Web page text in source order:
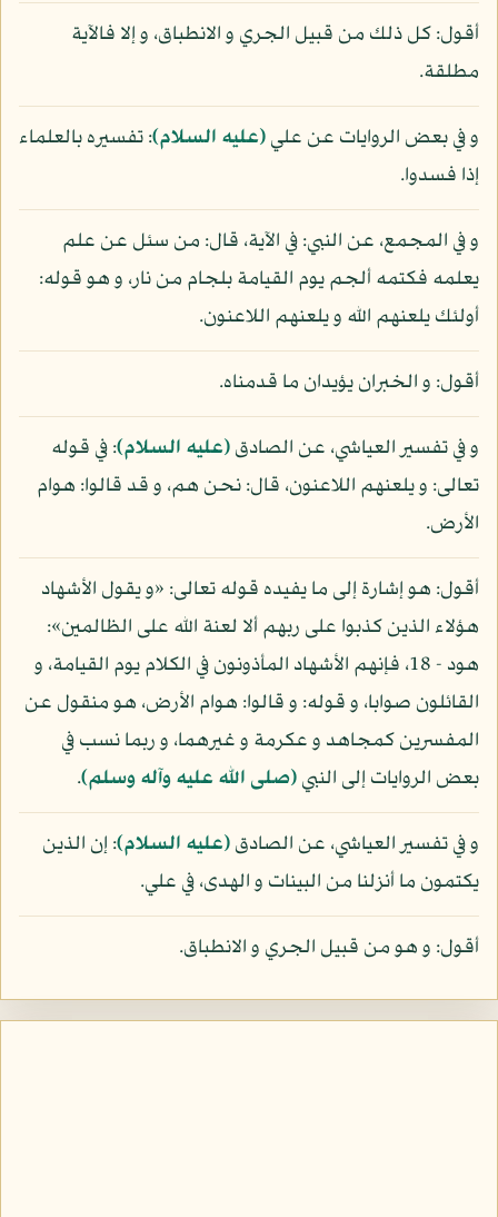
أقول: كل ذلك من قبيل الجري و الانطباق، و إلا فالآية
مطلقة.
و في بعض الروايات عن علي(عليه السلام): تفسيره بالعلماء
إذا فسدوا.
و في المجمع، عن النبي: في الآية، قال: من سئل عن علم
يعلمه فكتمه ألجم يوم القيامة بلجام من نار، و هو قوله:
أولئك يلعنهم الله و يلعنهم اللاعنون.
أقول: و الخبران يؤيدان ما قدمناه.
و في تفسير العياشي، عن الصادق(عليه السلام): في قوله
تعالى: و يلعنهم اللاعنون، قال: نحن هم، و قد قالوا: هوام
الأرض.
أقول: هو إشارة إلى ما يفيده قوله تعالى: «و يقول الأشهاد
هؤلاء الذين كذبوا على ربهم ألا لعنة الله على الظالمين»:
هود - 18، فإنهم الأشهاد المأذونون في الكلام يوم القيامة، و
القائلون صوابا، و قوله: و قالوا: هوام الأرض، هو منقول عن
المفسرين كمجاهد و عكرمة و غيرهما، و ربما نسب في
بعض الروايات إلى النبي(صلى الله عليه وآله وسلم).
و في تفسير العياشي، عن الصادق(عليه السلام): إن الذين
يكتمون ما أنزلنا من البينات و الهدى، في علي.
أقول: و هو من قبيل الجري و الانطباق.